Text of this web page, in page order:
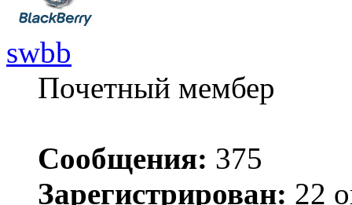
swbb
Почетный мембер
Сообщения: 375
Зарегистрирован: 22